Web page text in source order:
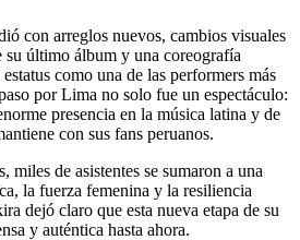
con arreglos nuevos, cambios visuales
su último álbum y una coreografía
como una de las performers más
por Lima no solo fue un espectáculo:
presencia en la música latina y de
con sus fans peruanos.
miles de asistentes se sumaron a una
la fuerza femenina y la resiliencia
dejó claro que esta nueva etapa de su
y auténtica hasta ahora.